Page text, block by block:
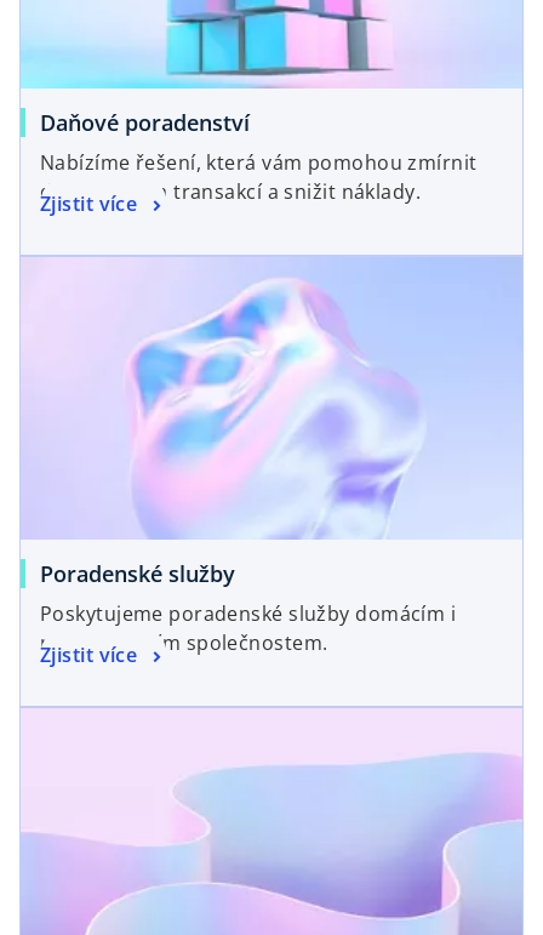
Daňové poradenství
Nabízíme řešení, která vám pomohou zmírnit
daňová rizika transakcí a snižit náklady.
Zjistit více
Poradenské služby
Poskytujeme poradenské služby domácím i
mezinárodním společnostem.
Zjistit více